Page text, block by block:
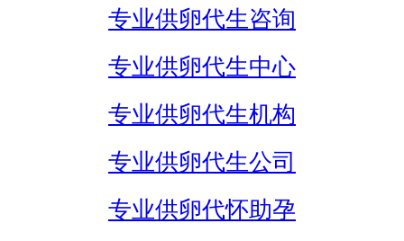
专业供卵代生咨询
专业供卵代生中心
专业供卵代生机构
专业供卵代生公司
专业供卵代怀助孕